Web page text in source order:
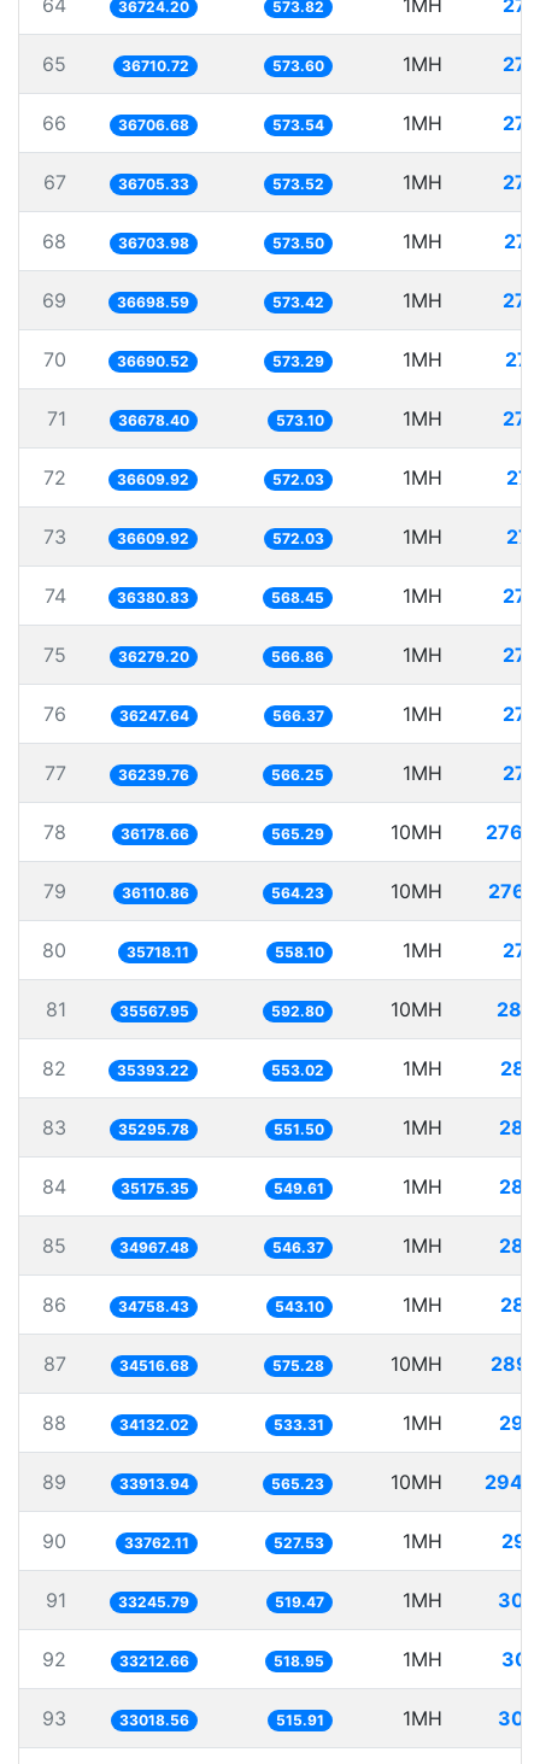
64 36724.20 573.82 1MH
65 36710.72 573.60 1MH
66 36706.68 573.54 1MH
67 36705.33 573.52 1MH
68 36703.98 573.50 1MH
69 36698.59 573.42 1MH
70 36690.52 573.29 1MH
71 36678.40 573.10 1MH
72 36609.92 572.03 1MH
73 36609.92 572.03 1MH
74 36380.83 568.45 1MH
75 36279.20 566.86 1MH
76 36247.64 566.37 1MH
77 36239.76 566.25 1MH
78 36178.66 565.29 10MH
79 36110.86 564.23 10MH
80 35718.11 558.10 1MH
81 35567.95 592.80 10MH
82 35393.22 553.02 1MH
83 35295.78 551.50 1MH
84 35175.35 549.61 1MH
85 34967.48 546.37 1MH
86 34758.43 543.10 1MH
87 34516.68 575.28 10MH
88 34132.02 533.31 1MH
89 33913.94 565.23 10MH
90 33762.11 527.53 1MH
91 33245.79 519.47 1MH
92 33212.66 518.95 1MH
93 33018.56 515.91 1MH